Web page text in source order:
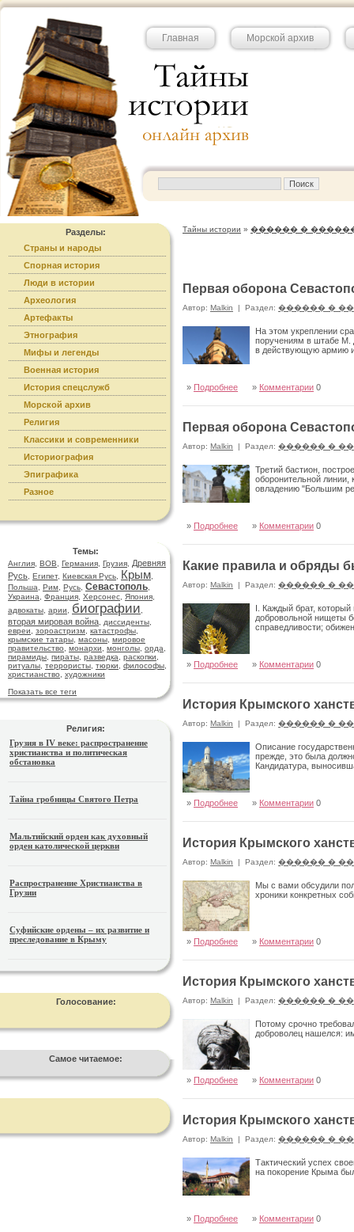
Главная Морской архив
Разделы:
Страны и народы
Спорная история
Люди в истории
Археология
Артефакты
Этнография
Мифы и легенды
Военная история
История спецслужб
Морской архив
Религия
Классики и современники
Историография
Эпиграфика
Разное
Темы:
Англия ВОВ Германия Грузия
Древняя
Русь Египет, Киевская Русь Крым
Польша
Рим Русь Севастополь
Украина
Франция Херсонес Япония
адвокаты арии биографии
вторая мировая война диссиденты
евреи
зороастризм катастрофы
крымские татары масоны мировое
правительство
монархи монголы орда
пирамиды пираты разведка раскопки
ритуалы террористы тюрки философы
христианство
художники
Показать все теги
Религия:
Грузия в IV веке: распространение
христианства и политическая
обстановка
Тайна гробницы Святого Петра
Мальтийский орден как духовный
орден католической церкви
Распространение Христианства в
Грузии
Суфийские ордены – их развитие и
преследование в Крыму
Голосование:
Самое читаемое:
Тайны истории » ������ �
Первая оборона
Автор: Malkin | Раздел: ������ �
На этом укреплении
поручениям в штабе М.
в действующую армию
» Подробнее » Комментарии 0
Первая оборона
Автор: Malkin | Раздел: ������ �
Третий бастион,
оборонительной
овладению "Большим
» Подробнее » Комментарии 0
Какие правила и обряды
Автор: Malkin | Раздел: ������ �
I. Каждый брат,
добровольной нищеты
справедливости;
» Подробнее » Комментарии 0
История Крымского
Автор: Malkin | Раздел: ������ �
Описание
прежде, это была
Кандидатура,
» Подробнее » Комментарии 0
История Крымского
Автор: Malkin | Раздел: ������ �
Мы с вами обсудили
хроники конкретных
» Подробнее » Комментарии 0
История Крымского
Автор: Malkin | Раздел: ������ �
Потому срочно
доброволец нашелся:
» Подробнее » Комментарии 0
История Крымского
Автор: Malkin | Раздел: ������ �
Тактический успех
на покорение Крыма
» Подробнее » Комментарии 0